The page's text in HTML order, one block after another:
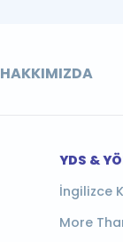
HAKKIMIZDA
YDS &
İngilizce
More